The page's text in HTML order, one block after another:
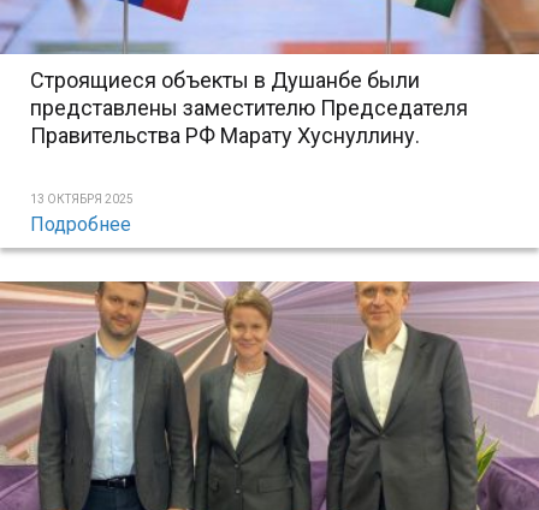
Строящиеся объекты в Душанбе были
представлены заместителю Председателя
Правительства РФ Марату Хуснуллину.
13 ОКТЯБРЯ 2025
Подробнее